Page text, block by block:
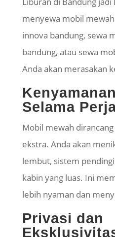
menyewa mobil
innova bandung, sewa
bandung, atau sewa
Anda akan merasakan
Selama
Mobil mewah
ekstra. Anda akan
lembut, sistem
kabin yang luas. Ini
lebih nyaman dan
Privasi dan